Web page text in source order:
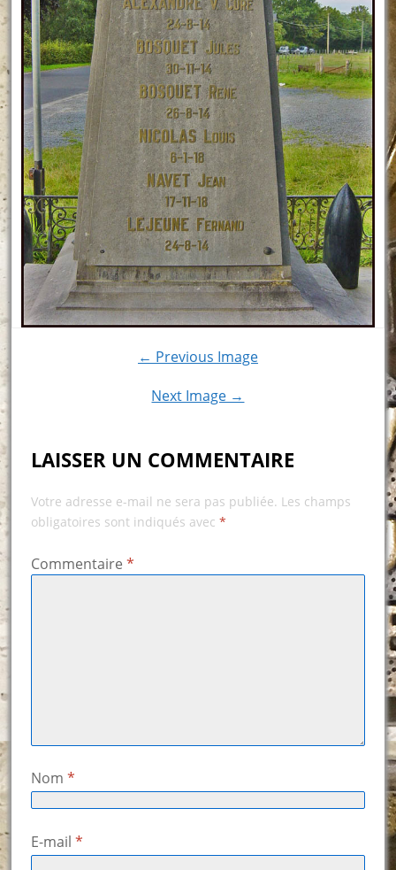
← Previous Image
Next Image →
LAISSER UN COMMENTAIRE
Votre adresse e-mail ne sera pas publiée. Les champs
obligatoires sont indiqués avec *
Commentaire *
Nom *
E-mail *